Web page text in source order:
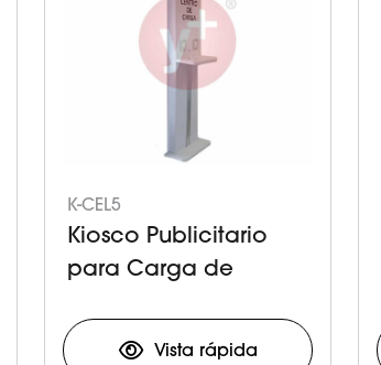
K-CEL5
Kiosco Publicitario
para Carga de
Vista rápida